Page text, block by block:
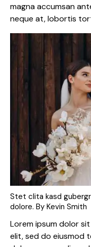
magna accumsan
neque at, lobortis
Stet clita kasd
dolore. By Kevin Smith
Lorem ipsum dolor
elit, sed do eiusmod